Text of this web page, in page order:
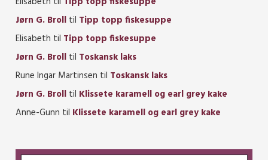
Jørn G. Broll til Tipp topp fiskesuppe
Elisabeth til Tipp topp fiskesuppe
Jørn G. Broll til Toskansk laks
Rune Ingar Martinsen til Toskansk laks
Jørn G. Broll til Klissete karamell og earl grey kake
Anne-Gunn til Klissete karamell og earl grey kake